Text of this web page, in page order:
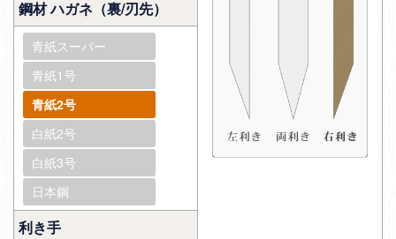
鋼材 ハガネ（裏/刃先）
青紙スーパー
青紙1号
青紙2号
白紙2号
白紙3号
日本鋼
利き手